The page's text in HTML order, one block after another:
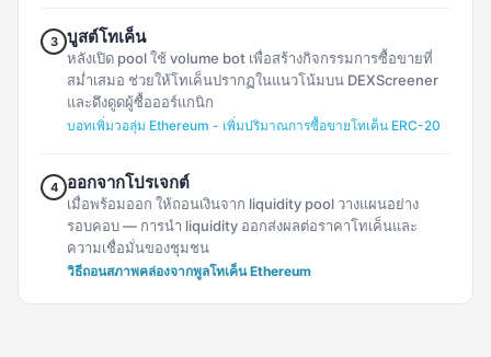
3 บูสต์โทเค็น
หลังเปิด pool ใช้ volume bot เพื่อสร้างกิจกรรมการซื้อขายที่
สม่ำเสมอ ช่วยให้โทเค็นปรากฏในแนวโน้มบน DEXScreener
และดึงดูดผู้ซื้อออร์แกนิก
บอทเพิ่มวอลุ่ม Ethereum - เพิ่มปริมาณการซื้อขายโทเค็น ERC-20
4 ออกจากโปรเจกต์
เมื่อพร้อมออก ให้ถอนเงินจาก liquidity pool วางแผนอย่าง
รอบคอบ — การนำ liquidity ออกส่งผลต่อราคาโทเค็นและ
ความเชื่อมั่นของชุมชน
วิธีถอนสภาพคล่องจากพูลโทเค็น Ethereum